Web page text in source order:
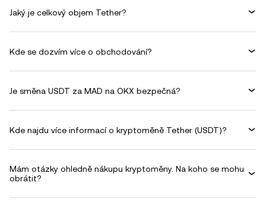
Jaký je celkový objem Tether?
Kde se dozvím více o obchodování?
Je směna USDT za MAD na OKX bezpečná?
Kde najdu více informací o kryptoměně Tether (USDT)?
Mám otázky ohledně nákupu kryptoměny. Na koho se mohu
obrátit?